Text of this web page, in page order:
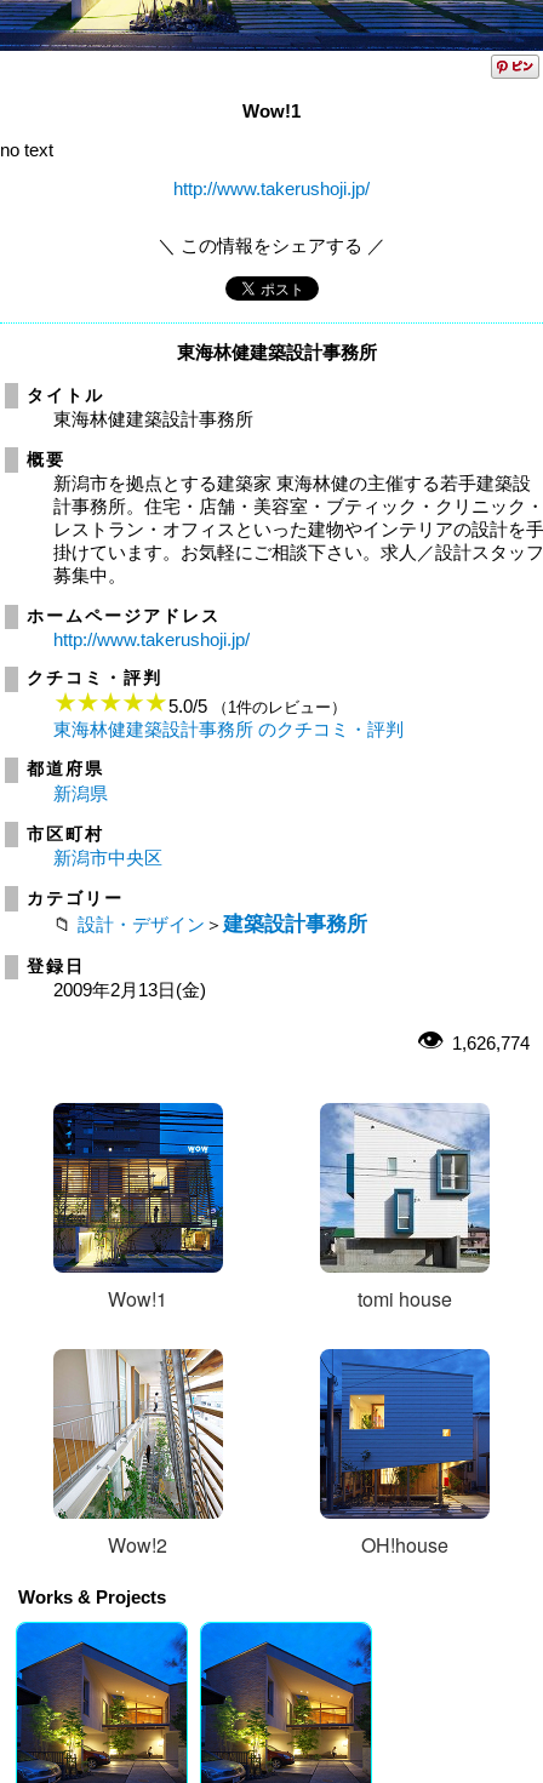
Wow!1
no text
http://www.takerushoji.jp/
＼ この情報をシェアする ／
東海林健建築設計事務所
タイトル
東海林健建築設計事務所
概要
新潟市を拠点とする建築家 東海林健の主催する若手建築設
計事務所。住宅・店舗・美容室・ブティック・クリニック
レストラン・オフィスといった建物やインテリアの設計を
掛けています。お気軽にご相談下さい。求人／設計スタッ
募集中。
ホームページアドレス
http://www.takerushoji.jp/
クチコミ・評判
5.0/5 （1件のレビュー）
東海林健建築設計事務所 のクチコミ・評判
都道府県
新潟県
市区町村
新潟市中央区
カテゴリー
設計・デザイン ＞ 建築設計事務所
登録日
2009年2月13日(金)
1,626,774
Wow!1 tomi house
Wow!2 OH!house
Works & Projects